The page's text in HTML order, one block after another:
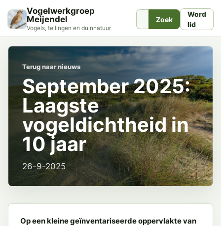
Vogelwerkgroep
Meijendel
Vogels, tellingen en duinnatuur
Zoek
Word
lid
Terug naar nieuws
September 2025:
Laagste
vogeldichtheid in
10 jaar
26-9-2025
Op een kleine geïnventariseerde oppervlakte van